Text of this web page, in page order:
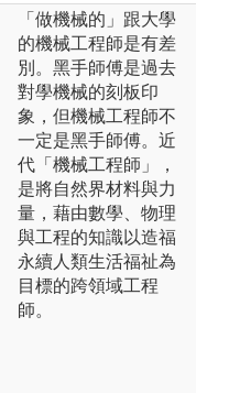
「做機械的」跟大學
的機械工程師是有差
別。黑手師傅是過去
對學機械的刻板印
象，但機械工程師不
一定是黑手師傅。近
代「機械工程師」，
是將自然界材料與力
量，藉由數學、物理
與工程的知識以造福
永續人類生活福祉為
目標的跨領域工程
師。